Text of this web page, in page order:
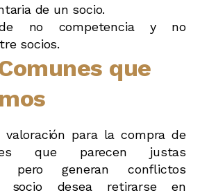
de un socio.
de no competencia y no
socios.
que
valoración para la compra de
que parecen justas
pero generan conflictos
socio desea retirarse en